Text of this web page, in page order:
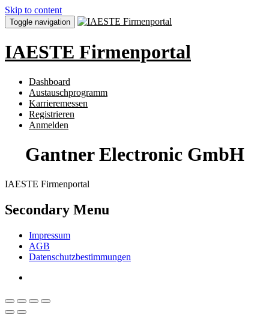
Skip to content
Toggle navigation
IAESTE Firmenportal
Dashboard
Austauschprogramm
Karrieremessen
Registrieren
Anmelden
Gantner Electronic GmbH
IAESTE Firmenportal
Secondary Menu
Impressum
AGB
Datenschutzbestimmungen